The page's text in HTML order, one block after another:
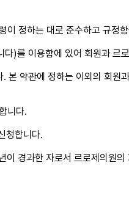
정하는 대로 준수하고 규정
)를 이용함에 있어 회원과 르
약관에 정하는 이외의 회원
니다.
청합니다.
경과한 자로서 르로제의원